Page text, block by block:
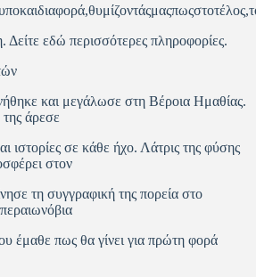
Δείτε εδώ περισσότερες πληροφορίες.
και μεγάλωσε στη Βέροια Ημαθίας.
άρεσε
ιστορίες σε κάθε ήχο. Λάτρις της φύσης
στον
τη συγγραφική της πορεία στο
έμαθε πως θα γίνει για πρώτη φορά